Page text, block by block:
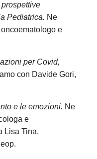
Pediatrica. Ne
e
per Covid,
con Davide Gori,
e le emozioni. Ne
e
Lisa Tina,